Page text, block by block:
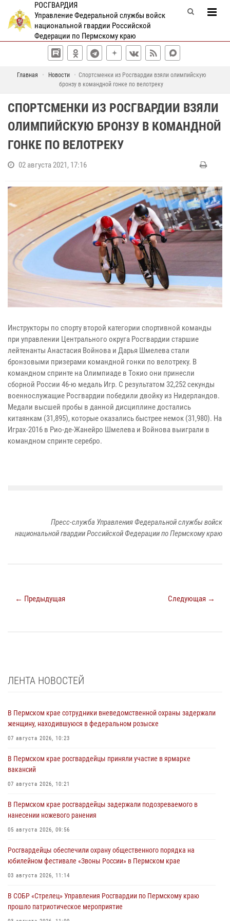
РОСГВАРДИЯ
Управление Федеральной службы войск
национальной гвардии Российской
Федерации по Пермскому краю
Главная Новости
Спортсменки из Росгвардии взяли олимпийскую
бронзу в командной гонке по велотреку
СПОРТСМЕНКИ ИЗ РОСГВАРДИИ ВЗЯЛИ
ОЛИМПИЙСКУЮ БРОНЗУ В КОМАНДНОЙ
ГОНКЕ ПО ВЕЛОТРЕКУ
02 августа 2021, 17:16
Инструкторы по спорту второй категории спортивной команды
при управлении Центрального округа Росгвардии старшие
лейтенанты Анастасия Войнова и Дарья Шмелева стали
бронзовыми призерами командной гонки по велотреку. В
командном спринте на Олимпиаде в Токио они принесли
сборной России 46-ю медаль Игр. С результатом 32,252 секунды
военнослужащие Росгвардии победили двойку из Нидерландов.
Медали высшей пробы в данной дисциплине достались
китаянкам (31,895), которые оказались быстрее немок (31,980). На
Играх-2016 в Рио-де-Жанейро Шмелева и Войнова выиграли в
командном спринте серебро.
Пресс-служба Управления Федеральной службы войск
национальной гвардии Российской Федерации по Пермскому краю
← Предыдущая Следующая →
ЛЕНТА НОВОСТЕЙ
В Пермском крае сотрудники вневедомственной охраны задержали
женщину, находившуюся в федеральном розыске
07 августа 2026, 10:23
В Пермском крае росгвардейцы приняли участие в ярмарке
вакансий
07 августа 2026, 10:21
В Пермском крае росгвардейцы задержали подозреваемого в
нанесении ножевого ранения
05 августа 2026, 09:56
Росгвардейцы обеспечили охрану общественного порядка на
юбилейном фестивале «Звоны России» в Пермском крае
03 августа 2026, 11:14
В СОБР «Стрелец» Управления Росгвардии по Пермскому краю
прошло патриотическое мероприятие